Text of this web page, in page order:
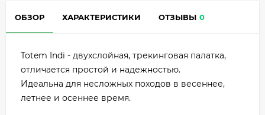
ОБЗОР ХАРАКТЕРИСТИКИ ОТЗЫВЫ 0
Totem Indi - двухслойная, трекинговая палатка,
отличается простой и надежностью.
Идеальна для несложных походов в весеннее,
летнее и осеннее время.